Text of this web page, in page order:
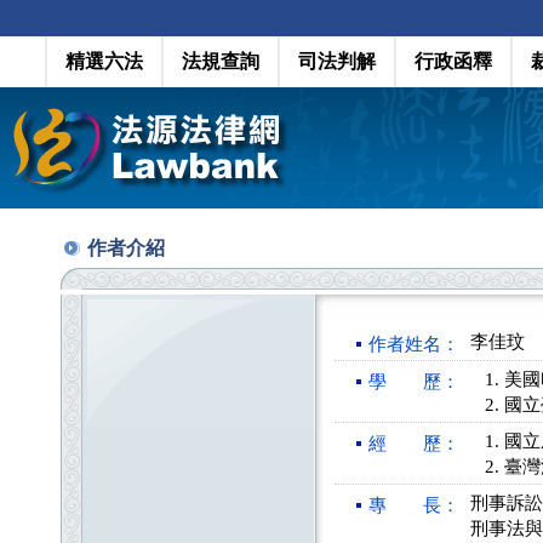
精選六法 法規查詢 司法判解 行政函釋
作者介紹
作者姓名： 李佳玟
學 歷：
美
國
經 歷：
國
臺
專 長：
刑事訴
刑事法